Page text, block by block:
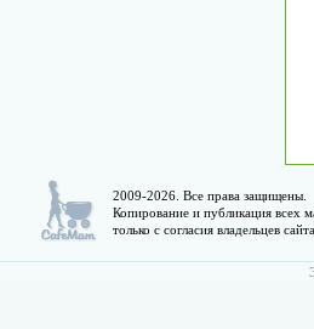
2009-2026. Все права защищены.
Копирование и публикация всех
только с согласия владельцев сайта.